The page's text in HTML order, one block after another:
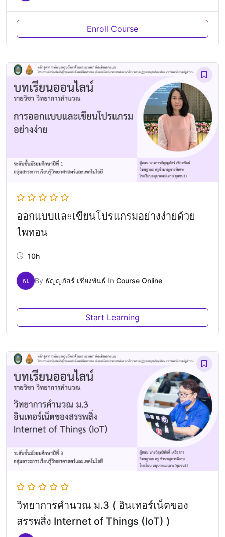
Enroll Course
ออกแบบและเขียนโปรแกรมอย่างง่ายด้วย
ไพทอน
10h
ธเ By ธัญญภัสร์ เชียงพันธ์ In Course Online
Start Learning
วิทยาการคำนวณ ม.3 ( อินเทอร์เน็ตของ
สรรพสิ่ง Internet of Things (IoT) )